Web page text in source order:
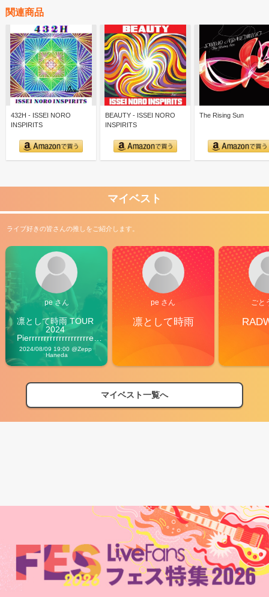
関連商品
432H - ISSEI NORO
INSPIRITS
BEAUTY - ISSEI NORO
INSPIRITS
The Rising Sun
マイベスト
ライブ好きの皆さんの推しをご紹介します。
pe さん
凛として時雨 TOUR
2024
Pierrrrrrrrrrrrrrrrrrrre
Vibes
2024/08/09 19:00 @Zepp
Haneda
pe さん
凛として時雨
ごと
マイベスト一覧へ